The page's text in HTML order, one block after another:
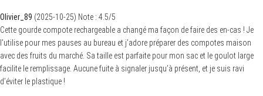
Olivier_89 (2025-10-25) Note : 4.5/5
Cette gourde compote rechargeable a changé ma façon de faire des en-cas ! Je
l’utilise pour mes pauses au bureau et j’adore préparer des compotes maison
avec des fruits du marché. Sa taille est parfaite pour mon sac et le goulot large
facilite le remplissage. Aucune fuite à signaler jusqu’à présent, et je suis ravi
d’éviter le plastique !